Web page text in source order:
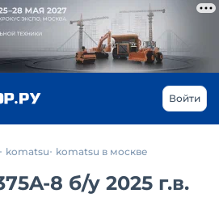
Войти
komatsu komatsu в москве
8 б/у 2025 г.в.